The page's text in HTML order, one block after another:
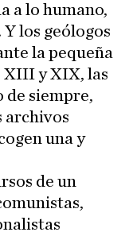
a lo humano,
los geólogos
la pequeña
XIII y XIX, las
de siempre,
archivos
una y
de un